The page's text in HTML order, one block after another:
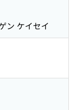
ン ケイセイ